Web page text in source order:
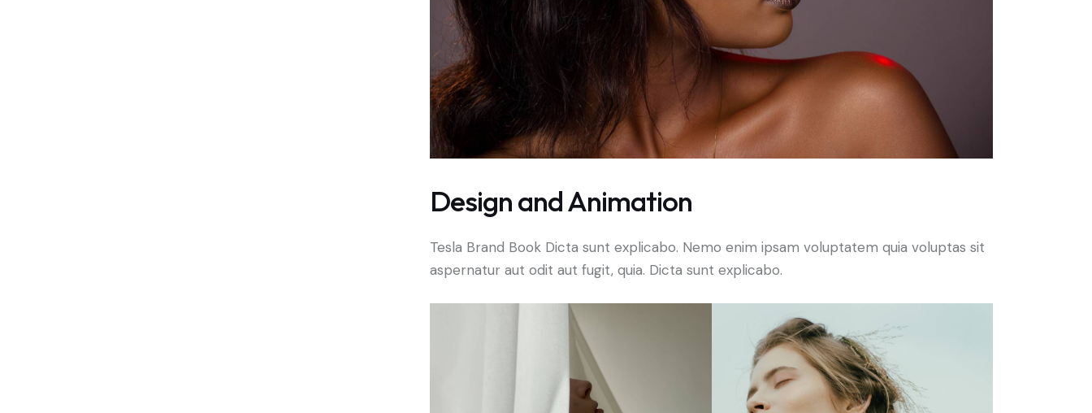
Design and Animation
Tesla Brand Book Dicta sunt explicabo. Nemo enim ipsam voluptatem quia voluptas sit
aspernatur aut odit aut fugit, quia. Dicta sunt explicabo.